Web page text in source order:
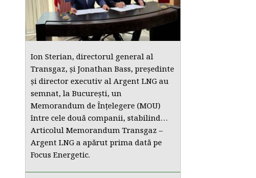
Ion Sterian, directorul general al
Transgaz, și Jonathan Bass, președinte
și director executiv al Argent LNG au
semnat, la București, un
Memorandum de Înțelegere (MOU)
între cele două companii, stabilind…
Articolul Memorandum Transgaz –
Argent LNG a apărut prima dată pe
Focus Energetic.